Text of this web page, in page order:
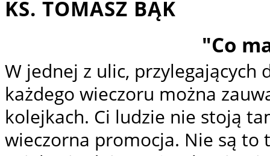
KS. TOMASZ BĄK
"Co
W jednej z ulic, przylegających
każdego wieczoru można
kolejkach. Ci ludzie nie stoją
wieczorna promocja. Nie są